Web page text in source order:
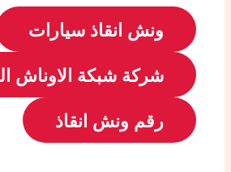
ونش انقاذ سيارات
شركة شبكة الاوناش
رقم ونش انقاذ